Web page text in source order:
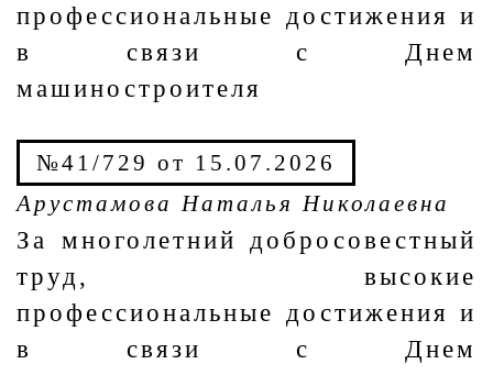
профессиональные достижения и
в связи с Днем
машиностроителя
№41/729 от 15.07.2026
Арустамова Наталья Николаевна
За многолетний добросовестный
труд, высокие
профессиональные достижения и
в связи с Днем